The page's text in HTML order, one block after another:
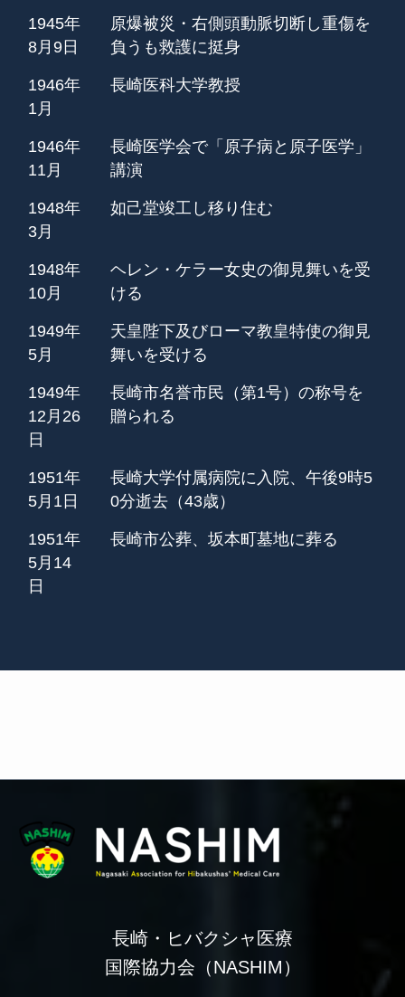
1945年
8月9日
原爆被災・右側頭動脈切断し重傷を
負うも救護に挺身
1946年
1月
長崎医科大学教授
1946年
11月
長崎医学会で「原子病と原子医学」
講演
1948年
3月
如己堂竣工し移り住む
1948年
10月
ヘレン・ケラー女史の御見舞いを受
ける
1949年
5月
天皇陛下及びローマ教皇特使の御見
舞いを受ける
1949年
12月26
日
長崎市名誉市民（第1号）の称号を
贈られる
1951年
5月1日
長崎大学付属病院に入院、午後9時5
0分逝去（43歳）
1951年
5月14
日
長崎市公葬、坂本町墓地に葬る
長崎・ヒバクシャ医療
国際協力会（NASHIM）